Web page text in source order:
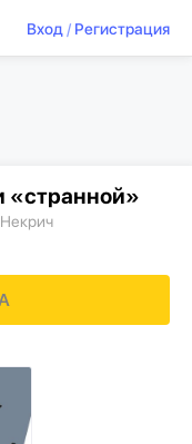
Вход/ Регистрация
«странной»